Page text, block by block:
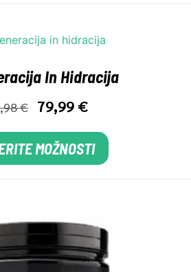
In Hidracija
€ 79,99 €
MOŽNOSTI